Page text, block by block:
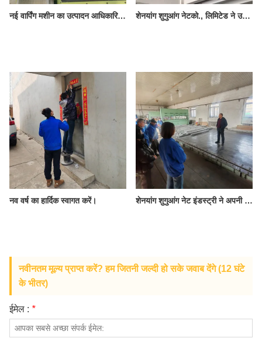
नई वार्पिंग मशीन का उत्पादन आधिकारिक तौर पर शुरू हो गया है। शेनयांग शुगुआंग नेटको., लिमिटेड ने उच्च गुणवत्ता वाले स्पाइरल कन्वेयर बेल्ट सफलतापूर्वक वितरित किए और ग्राहकों से उच्च प्रशंसा प्राप्त की।
नव वर्ष का हार्दिक स्वागत करें। शेनयांग शुगुआंग नेट इंडस्ट्री ने अपनी नव वर्ष कर्मचारी बैठक आयोजित की।
नवीनतम मूल्य प्राप्त करें? हम जितनी जल्दी हो सके जवाब देंगे (12 घंटे
के भीतर)
ईमेल : *